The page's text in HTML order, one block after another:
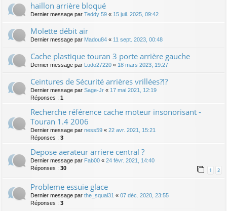
haillon arrière bloqué
Dernier message par Teddy 59 « 15 juil. 2025, 09:42
Molette débit air
Dernier message par Madou84 « 11 sept. 2023, 00:48
Cache plastique touran 3 porte arrière gauche
Dernier message par Ludo27220 « 18 mars 2023, 19:27
Ceintures de Sécurité arrières vrillées?!?
Dernier message par Sage-Jr « 17 mai 2021, 12:19
Réponses : 1
Recherche référence cache moteur insonorisant -
Touran 1.4 2006
Dernier message par ness59 « 22 avr. 2021, 15:21
Réponses : 3
Depose aerateur arriere central ?
Dernier message par Fab00 « 24 févr. 2021, 14:40
Réponses : 30 1 2
Probleme essuie glace
Dernier message par the_squal31 « 07 déc. 2020, 23:55
Réponses : 3